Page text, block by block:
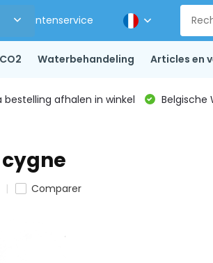
Klantenservice
CO2 Waterbehandeling Articles en
bestelling afhalen in winkel Belgische
Comparer